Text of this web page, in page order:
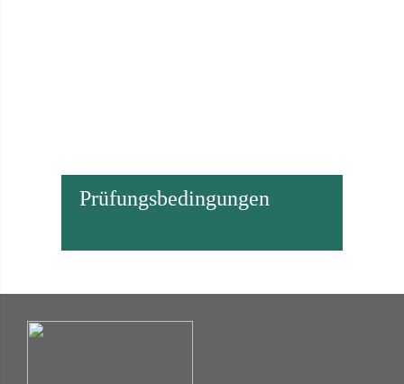
Prüfungsbedingungen